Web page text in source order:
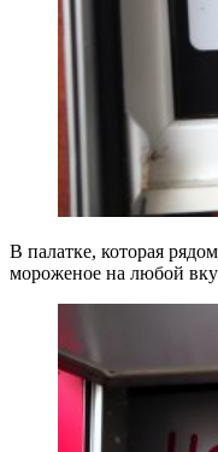
В палатке, которая
мороженое на любой